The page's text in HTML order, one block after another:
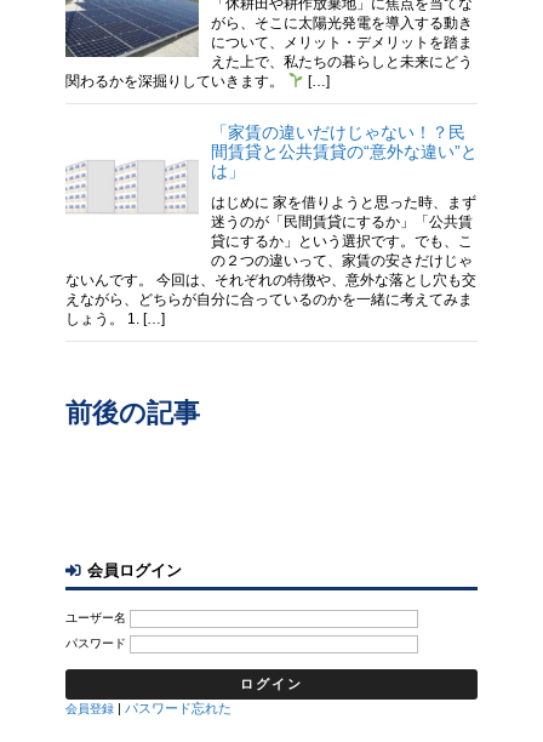
「休耕田や耕作放棄地」に焦点を当てな
がら、そこに太陽光発電を導入する動き
について、メリット・デメリットを踏ま
えた上で、私たちの暮らしと未来にどう
関わるかを深掘りしていきます。
[…]
「家賃の違いだけじゃない！？民
間賃貸と公共賃貸の“意外な違い”と
は」
はじめに 家を借りようと思った時、まず
迷うのが「民間賃貸にするか」「公共賃
貸にするか」という選択です。でも、こ
の２つの違いって、家賃の安さだけじゃ
ないんです。 今回は、それぞれの特徴や、意外な落とし穴も交
えながら、どちらが自分に合っているのかを一緒に考えてみま
しょう。 1. […]
前後の記事
会員ログイン
ユーザー名
パスワード
会員登録 | パスワード忘れた